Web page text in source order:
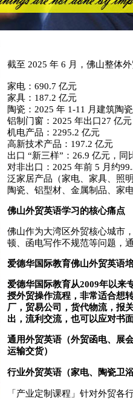
截至 2025 年 6 月，佛山整体
家电：690.7 亿元
家具：187.2 亿元
陶瓷：2025 年 1-11 月建筑陶
铝制门窗：2025 年出口27 亿元
机电产品：2295.2 亿元
高新技术产品：197.2 亿元
出口 “新三样”：26.9 亿元，
对非出口：2025 年前 5 月约
泛家居产品（家电、家具、照
陶瓷、铝型材、金属制品、家
佛山外贸英语学习的核心痛点
佛山作为大湾区外贸核心城市
顿、函电写作不规范等问题，
爱德华国际教育佛山外贸英语
爱德华国际教育从2009年以来
授外贸操作流程，非常适合想
厂，贸易公司，货代物流，报
出，流利交流，也可以应对书
通用外贸英语（外贸函电、展
运输交货）
行业外贸英语（家电、陶瓷卫
「产业定制课程」针对外贸各